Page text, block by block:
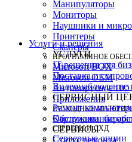
Манипуляторы
Мониторы
Наушники и
Принтеры
Сканеры
ПРОГРАММНОЕ
Microsoft BOX
Microsoft OEM
Антивирусное ПО
Приложения
РАСХОДНЫЕ
Картриджи,
СЕРВЕРЫ И СХД
Серверные опции
Услуги и решения
УСЛУГИ
IT-решения для
Поставка и
СЕРВИСНЫЙ
Ремонт
Обслуживание
СЕРВИСЫ
Статус ремонта